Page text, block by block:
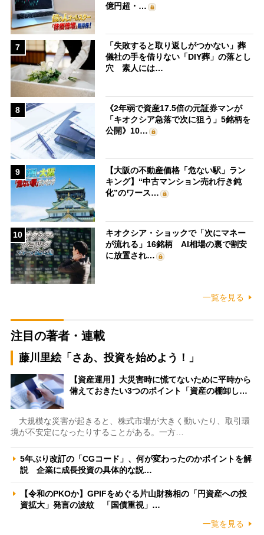
億円超・…
7
「失敗すると取り返しがつかない」葬
儀社の手を借りない「DIY葬」の落とし
穴 素人には…
8
《2年弱で資産17.5倍の元証券マンが
「キオクシア急落で次に狙う」5銘柄を
公開》10…
9
【大阪の不動産価格「危ない駅」ラン
キング】“中古マンション売れ行き鈍
化”のワース…
10
キオクシア・ショックで「次にマネー
が流れる」16銘柄 AI相場の裏で割安
に放置され…
一覧を見る
注目の著者・連載
藤川里絵「さあ、投資を始めよう！」
【資産運用】大災害時に慌てないために平時から
備えておきたい3つのポイント「資産の棚卸し…
大規模な災害が起きると、株式市場が大きく動いたり、取引環
境が不安定になったりすることがある。一方…
5年ぶり改訂の「CGコード」、何が変わったのかポイントを解
説 企業に成長投資の具体的な説…
【令和のPKOか】GPIFをめぐる片山財務相の「円資産への投
資拡大」発言の波紋 「国債重視」…
一覧を見る